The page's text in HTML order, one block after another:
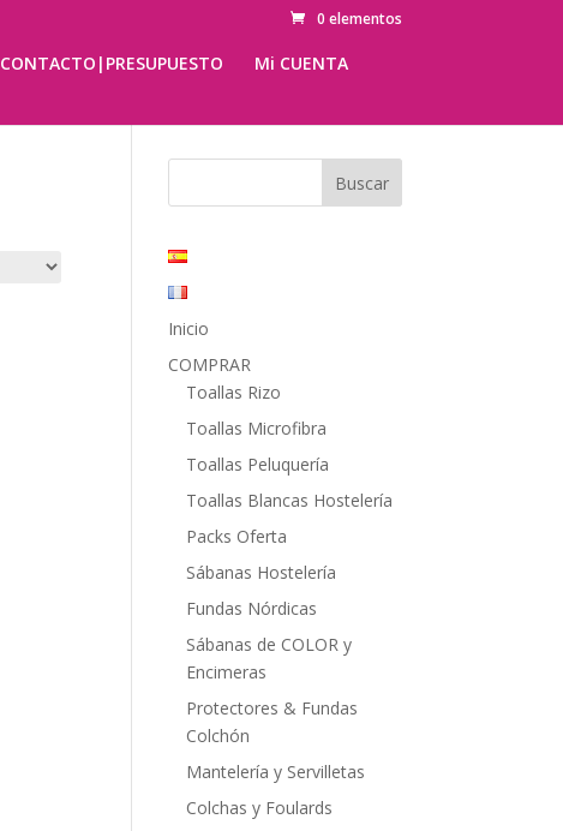
0 elementos
CONTACTO|PRESUPUESTO
Mi CUENTA
Inicio
COMPRAR
Toallas Rizo
Toallas Microfibra
Toallas Peluquería
Toallas Blancas Hostelería
Packs Oferta
Sábanas Hostelería
Fundas Nórdicas
Sábanas de COLOR y
Encimeras
Protectores & Fundas
Colchón
Mantelería y Servilletas
Colchas y Foulards